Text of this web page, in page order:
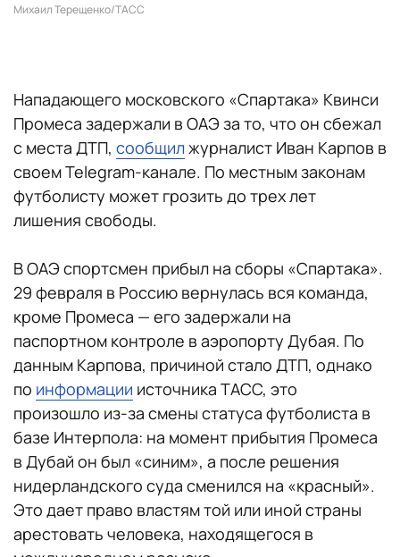
Михаил Терещенко/ТАСС
Нападающего московского «Спартака» Квинси
Промеса задержали в ОАЭ за то, что он сбежал
с места ДТП, сообщилжурналист Иван Карпов в
своем Telegram-канале. По местным законам
футболисту может грозить до трех лет
лишения свободы.
В ОАЭ спортсмен прибыл на сборы «Спартака».
29 февраля в Россию вернулась вся команда,
кроме Промеса — его задержали на
паспортном контроле в аэропорту Дубая. По
данным Карпова, причиной стало ДТП, однако
по информации источника ТАСС, это
произошло из-за смены статуса футболиста в
базе Интерпола: на момент прибытия Промеса
в Дубай он был «синим», а после решения
нидерландского суда сменился на «красный».
Это дает право властям той или иной страны
арестовать человека, находящегося в